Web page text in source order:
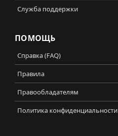
Служба поддержки
ПОМОЩЬ
Справка (FAQ)
Правила
Правообладателям
Политика конфиденциальности